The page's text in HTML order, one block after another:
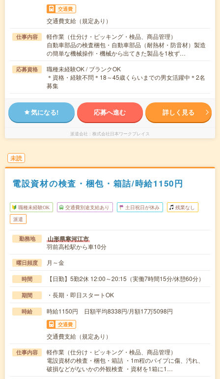
交通費
交通費支給（規定あり）
仕事内容
軽作業（仕分け・ピッキング・検品、商品管理）
自動車部品の検査梱包・自動車部品（耐熱材・防音材）製造
の簡単な機械操作・機械から出てきた製品を1枚ず…
応募資格
職種未経験OK / ブランクOK
＊資格・経験不問＊18～45歳くらいまでの男女活躍中＊2名
募集
気になる! 応募へ進む 詳しく見る
派遣会社 株式会社日本ワークプレイス
未読
電設資材の検査・梱包・箱詰/時給1150円
職種未経験OK 交通費別途支給あり 土日祝日が休み 残業なし
派遣
勤務地 山形県寒河江市
羽前高松駅から車10分
曜日頻度 月～金
時間 【日勤】5勤2休 12:00～20:15（実働7時間15分/休憩60分）
期間 ・長期・即日スタートOK
時給 時給1150円 日額平均8338円/月額17万5098円
交通費
交通費支給（規定あり）
仕事内容
軽作業（仕分け・ピッキング・検品、商品管理）
電設資材の検査・梱包・箱詰 ・1m程のパイプに傷、汚れ、
破損などがないかの外観検査 ・資材を1箱に1…